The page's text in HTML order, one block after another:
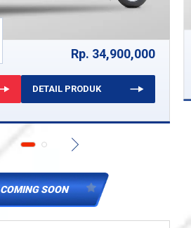
Rp. 34,900,000
DETAIL PRODUK
COMING SOON